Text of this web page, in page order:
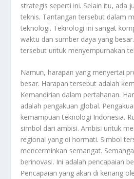
strategis seperti ini. Selain itu, ada
teknis. Tantangan tersebut dalam
teknologi. Teknologi ini sangat
waktu dan sumber daya yang
tersebut untuk menyempurnakan
Namun, harapan yang menyertai
besar. Harapan tersebut adalah
Kemandirian dalam pertahanan.
adalah pengakuan global.
kemampuan teknologi Indonesia.
simbol dari ambisi. Ambisi untuk
regional yang di hormati. Simbol
mencerminkan semangat.
berinovasi. Ini adalah pencapaian
Pencapaian yang akan di kenang